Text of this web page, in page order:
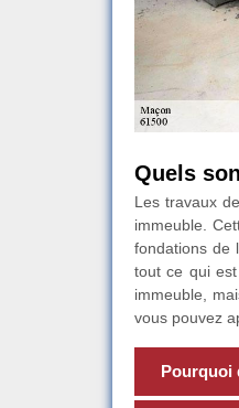
Quels
Les travaux
immeuble.
fondations de
tout ce qui
immeuble,
vous pouvez
Pourquoi